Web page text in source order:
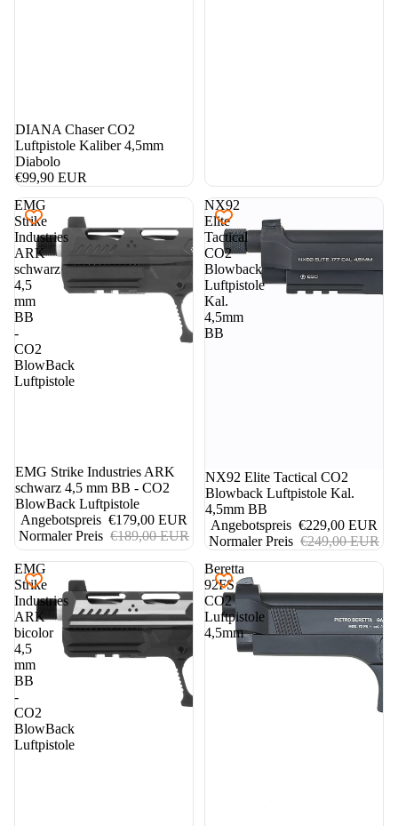
DIANA Chaser CO2
Luftpistole Kaliber 4,5mm
Diabolo
€99,90 EUR
EMG
Strike
Industries
ARK
schwarz
4,5
mm
BB
-
CO2
BlowBack
Luftpistole
5%
EMG Strike Industries ARK
schwarz 4,5 mm BB - CO2
BlowBack Luftpistole
Angebotspreis €179,00 EUR
Normaler Preis €189,00 EUR
NX92
Elite
Tactical
CO2
Blowback
Luftpistole
Kal.
4,5mm
BB
8%
NX92 Elite Tactical CO2
Blowback Luftpistole Kal.
4,5mm BB
Angebotspreis €229,00 EUR
Normaler Preis €249,00 EUR
EMG
Strike
Industries
ARK
bicolor
4,5
mm
BB
-
CO2
BlowBack
Luftpistole
Beretta
92FS
CO2
Luftpistole
4,5mm